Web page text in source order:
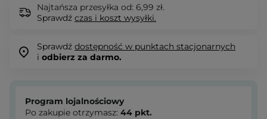
Najtańsza przesyłka od: 6,99 zł.
Sprawdź czas i koszt wysyłki.
Sprawdź dostępność w punktach stacjonarnych
i odbierz za darmo.
Program lojalnościowy
Po zakupie otrzymasz: 44 pkt.